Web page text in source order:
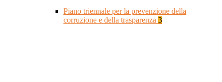
Piano triennale per la prevenzione della
corruzione e della trasparenza 3